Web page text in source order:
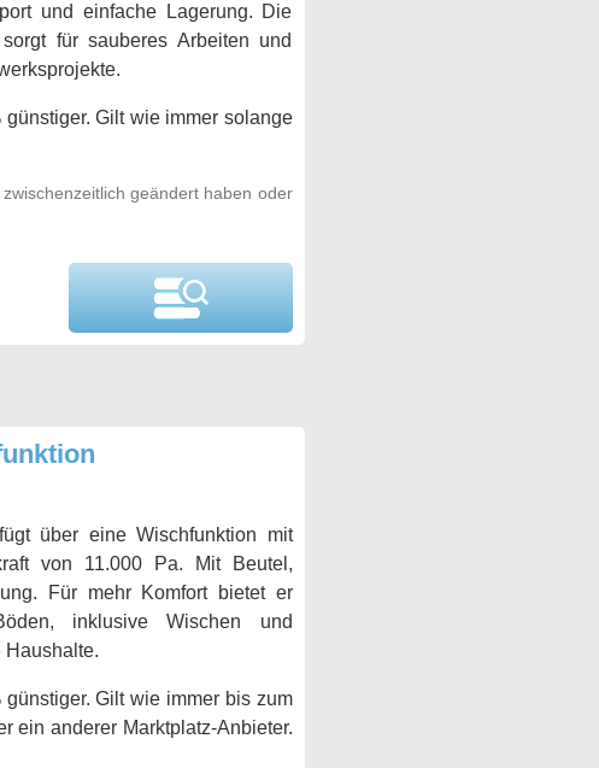
und einfache Lagerung. Die
für sauberes Arbeiten und
Gilt wie immer solange
geändert haben oder
über eine Wischfunktion mit
von 11.000 Pa. Mit Beutel,
Für mehr Komfort bietet er
inklusive Wischen und
Haushalte.
Gilt wie immer bis zum
ein anderer Marktplatz-Anbieter.